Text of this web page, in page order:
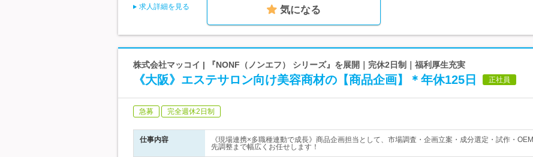
求人詳細を見る 気になる
株式会社マッコイ | 『NONF（ノンエフ） シリーズ』を展開｜完休2日制｜福利厚生充実
《大阪》エステサロン向け美容商材の【商品企画】＊年休125日 正社員
急募 完全週休2日制
仕事内容
《現場連携×多職種連動で成長》商品企画担当として、市場調査・企画立案・成分選定・試作・OEM
先調整まで幅広くお任せします！